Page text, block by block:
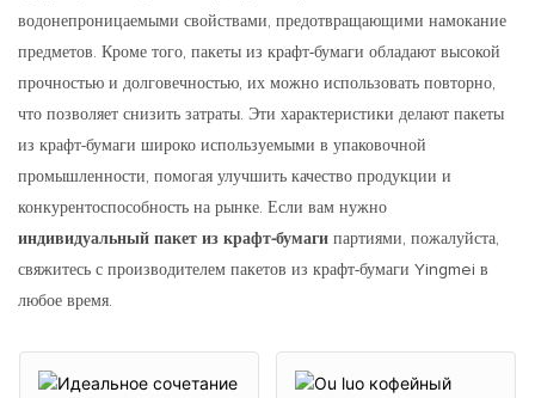
водонепроницаемыми свойствами, предотвращающими намокание
предметов. Кроме того, пакеты из крафт-бумаги обладают высокой
прочностью и долговечностью, их можно использовать повторно,
что позволяет снизить затраты. Эти характеристики делают пакеты
из крафт-бумаги широко используемыми в упаковочной
промышленности, помогая улучшить качество продукции и
конкурентоспособность на рынке. Если вам нужно
индивидуальный пакет из крафт-бумаги партиями, пожалуйста,
свяжитесь с производителем пакетов из крафт-бумаги Yingmei в
любое время.